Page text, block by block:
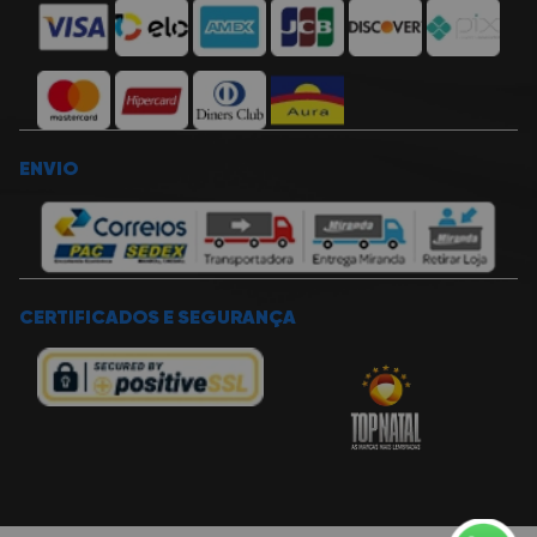
miranda@miranda.com.br
ENVIO
CERTIFICADOS E SEGURANÇA